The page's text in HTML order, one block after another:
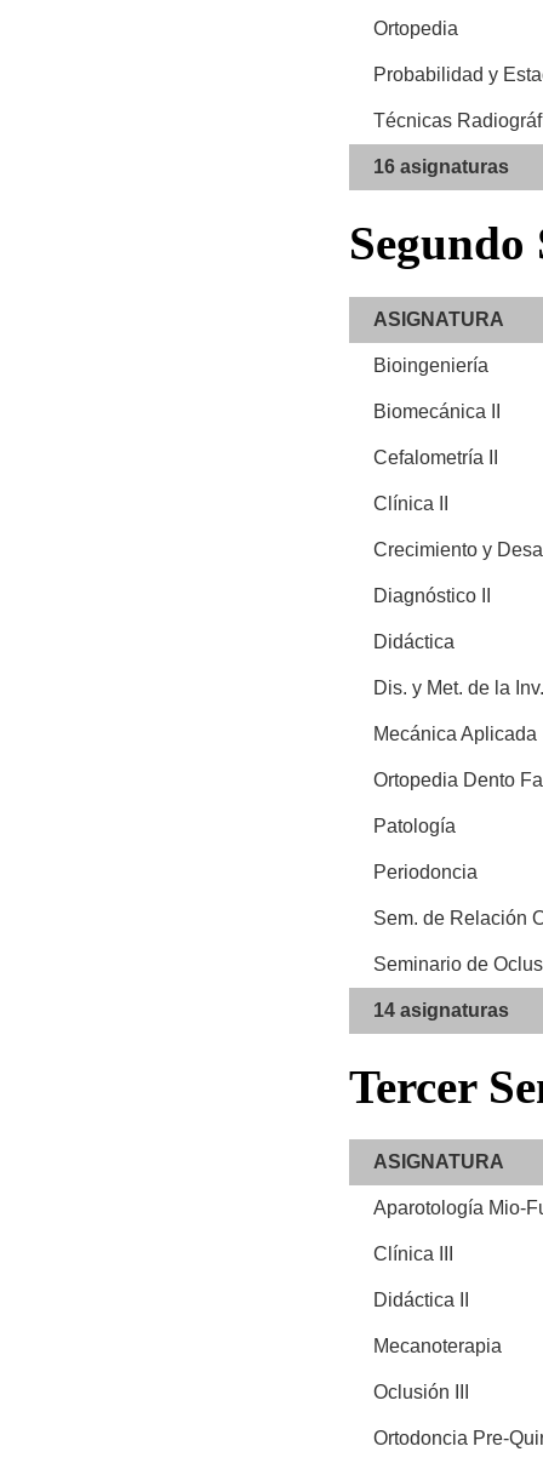
Ortopedia
Probabilidad y
Técnicas
16 asignaturas
Segundo
ASIGNATURA
Bioingeniería
Biomecánica II
Cefalometría II
Clínica II
Crecimiento y
Diagnóstico II
Didáctica
Dis. y Met. de la
Mecánica Aplicada
Ortopedia Dento
Patología
Periodoncia
Sem. de Relación
Seminario de
14 asignaturas
Tercer
ASIGNATURA
Aparotología Mio-
Clínica III
Didáctica II
Mecanoterapia
Oclusión III
Ortodoncia Pre-